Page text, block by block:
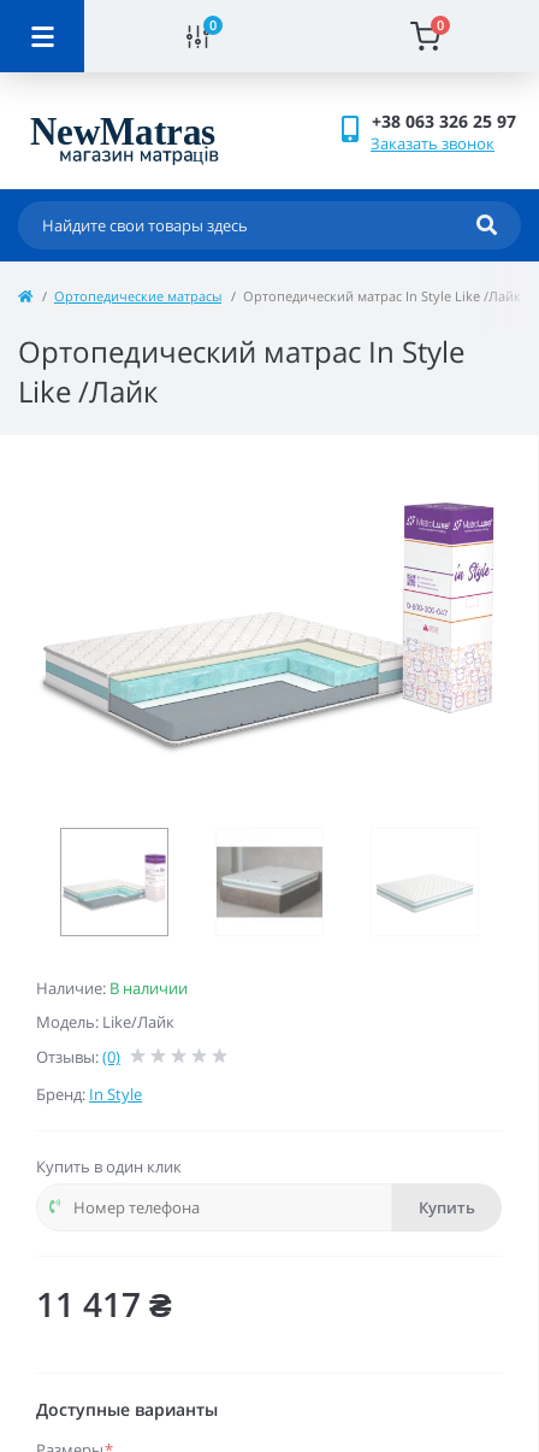
0 0
+38 063 326 25 97
Заказать звонок
Ортопедические матрасы Ортопедический матрас In Style Like /Лайк
Ортопедический матрас In Style
Like /Лайк
Наличие: В наличии
Модель: Like/Лайк
Отзывы:(0)
Бренд: In Style
Купить в один клик
Купить
11 417 ₴
Доступные варианты